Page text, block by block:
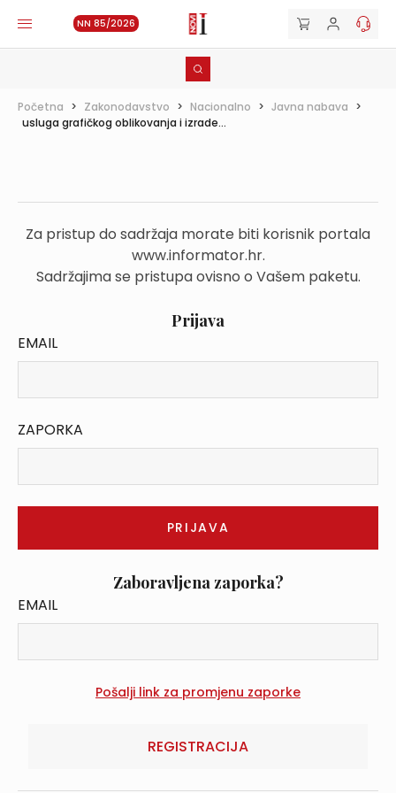
NN 85/2026
Početna > Zakonodavstvo > Nacionalno > Javna nabava >
usluga grafičkog oblikovanja i izrade...
Za pristup do sadržaja morate biti korisnik portala
www.informator.hr.
Sadržajima se pristupa ovisno o Vašem paketu.
Prijava
EMAIL
ZAPORKA
Zaboravljena zaporka?
EMAIL
REGISTRACIJA